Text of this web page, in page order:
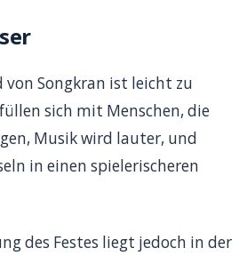
von Songkran ist leicht zu
sich mit Menschen, die
Musik wird lauter, und
in einen spielerischeren
des Festes liegt jedoch in der